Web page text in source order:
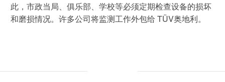
可持续发展
此，市政当局、俱乐部、学校等必须定期检查设备的损坏
和磨损情况。许多公司将监测工作外包给 TÜV奥地利。